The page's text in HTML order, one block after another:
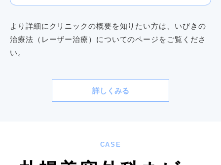
より詳細にクリニックの概要を知りたい方は、いびきの
治療法（レーザー治療）についてのページをご覧くださ
い。
詳しくみる
CASE